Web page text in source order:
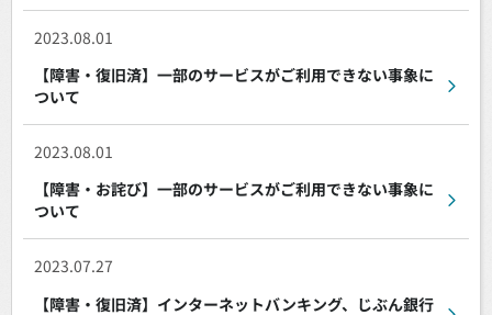
2023.08.01
【障害・復旧済】一部のサービスがご利用できない事象に
ついて
2023.08.01
【障害・お詫び】一部のサービスがご利用できない事象に
ついて
2023.07.27
【障害・復旧済】インターネットバンキング、じぶん銀行